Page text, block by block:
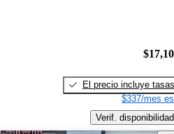
El precio incluye tasas
$337/mes
Verif. disponibilidad